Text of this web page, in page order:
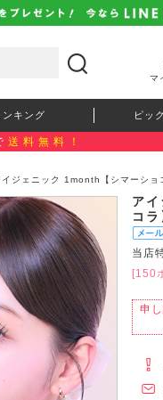
マ
ンキング ピッ
送料無料！
ジェニック 1month【シマーショ
ア
コ
当店
[150
申